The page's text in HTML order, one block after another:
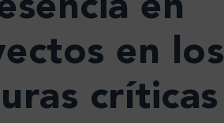
en
en los
críticas